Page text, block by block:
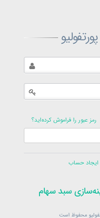
رمز عبور را فراموش کرده‌اید؟
ایجاد حساب
سبد سهام
محفوظ است
فرم ورود
سبد سهام
پورتفولیو
سبد سهام
محفوظ است